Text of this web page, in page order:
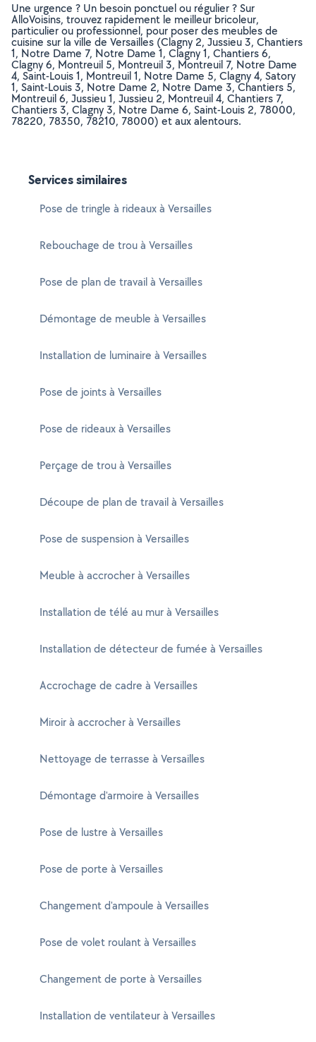
Une urgence ? Un besoin ponctuel ou régulier ? Sur
AlloVoisins, trouvez rapidement le meilleur bricoleur,
particulier ou professionnel, pour poser des meubles de
cuisine sur la ville de Versailles (Clagny 2, Jussieu 3, Chantiers
1, Notre Dame 7, Notre Dame 1, Clagny 1, Chantiers 6,
Clagny 6, Montreuil 5, Montreuil 3, Montreuil 7, Notre Dame
4, Saint-Louis 1, Montreuil 1, Notre Dame 5, Clagny 4, Satory
1, Saint-Louis 3, Notre Dame 2, Notre Dame 3, Chantiers 5,
Montreuil 6, Jussieu 1, Jussieu 2, Montreuil 4, Chantiers 7,
Chantiers 3, Clagny 3, Notre Dame 6, Saint-Louis 2, 78000,
78220, 78350, 78210, 78000) et aux alentours.
Services similaires
Pose de tringle à rideaux à Versailles
Rebouchage de trou à Versailles
Pose de plan de travail à Versailles
Démontage de meuble à Versailles
Installation de luminaire à Versailles
Pose de joints à Versailles
Pose de rideaux à Versailles
Perçage de trou à Versailles
Découpe de plan de travail à Versailles
Pose de suspension à Versailles
Meuble à accrocher à Versailles
Installation de télé au mur à Versailles
Installation de détecteur de fumée à Versailles
Accrochage de cadre à Versailles
Miroir à accrocher à Versailles
Nettoyage de terrasse à Versailles
Démontage d'armoire à Versailles
Pose de lustre à Versailles
Pose de porte à Versailles
Changement d'ampoule à Versailles
Pose de volet roulant à Versailles
Changement de porte à Versailles
Installation de ventilateur à Versailles